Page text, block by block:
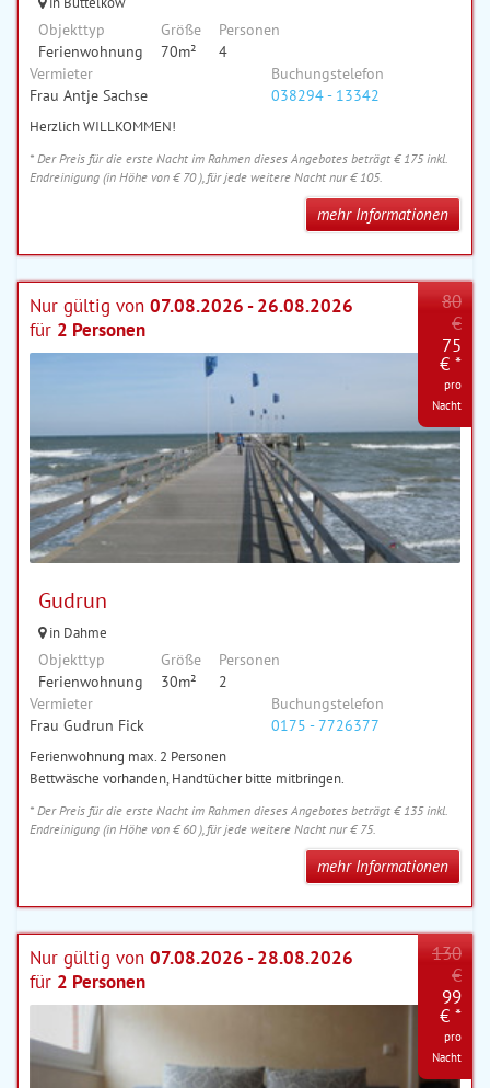
Objekttyp
Ferienwohnung
Größe
70m²
Personen
4
Vermieter
Frau Antje Sachse
Buchungstelefon
038294 - 13342
Herzlich WILLKOMMEN!
* Der Preis für die erste Nacht im Rahmen dieses Angebotes beträgt € 175 inkl.
Endreinigung (in Höhe von € 70 ), für jede weitere Nacht nur € 105.
mehr Informationen
Nur gültig von 07.08.2026 - 26.08.2026
für 2 Personen
Gudrun
in Dahme
Objekttyp
Ferienwohnung
Größe
30m²
Personen
2
80
€
75
€ *
pro
Nacht
Vermieter
Frau Gudrun Fick
Buchungstelefon
0175 - 7726377
Ferienwohnung max. 2 Personen
Bettwäsche vorhanden, Handtücher bitte mitbringen.
* Der Preis für die erste Nacht im Rahmen dieses Angebotes beträgt € 135 inkl.
Endreinigung (in Höhe von € 60 ), für jede weitere Nacht nur € 75.
mehr Informationen
Nur gültig von 07.08.2026 - 28.08.2026
für 2 Personen
130
€
99
€ *
pro
Nacht